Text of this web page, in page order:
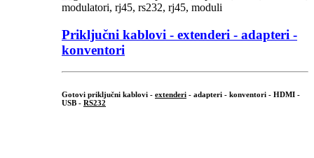
Priključni kablovi - extenderi - adapteri -
konventori
Gotovi priključni kablovi - extenderi - adapteri - konventori - HDMI -
USB - RS232